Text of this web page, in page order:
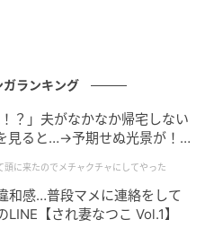
ガランキング
？」夫がなかなか帰宅しない
見ると…→予期せぬ光景が！
った
頭に来たのでメチャクチャにしてやった
和感…普段マメに連絡をして
LINE【され妻なつこ Vol.1】